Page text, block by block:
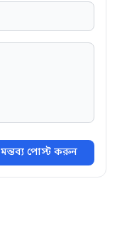
মন্তব্য পোস্ট করুন